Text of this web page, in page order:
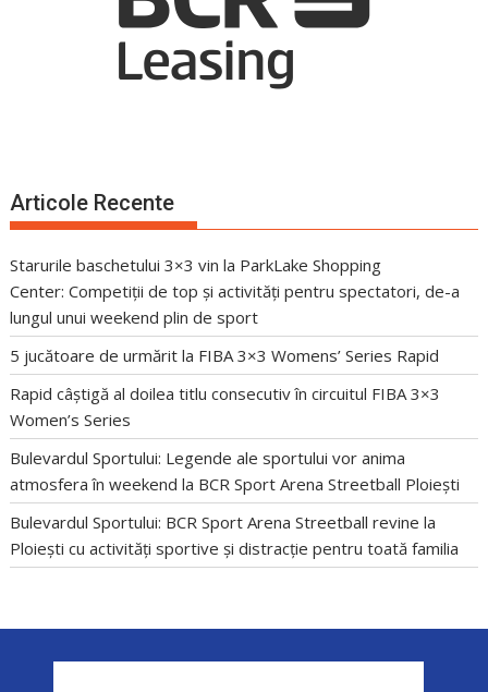
Articole Recente
Starurile baschetului 3×3 vin la ParkLake Shopping
Center: Competiții de top și activități pentru spectatori, de-a
lungul unui weekend plin de sport
5 jucătoare de urmărit la FIBA 3×3 Womens’ Series Rapid
Rapid câștigă al doilea titlu consecutiv în circuitul FIBA 3×3
Women’s Series
Bulevardul Sportului: Legende ale sportului vor anima
atmosfera în weekend la BCR Sport Arena Streetball Ploiești
Bulevardul Sportului: BCR Sport Arena Streetball revine la
Ploiești cu activități sportive și distracție pentru toată familia